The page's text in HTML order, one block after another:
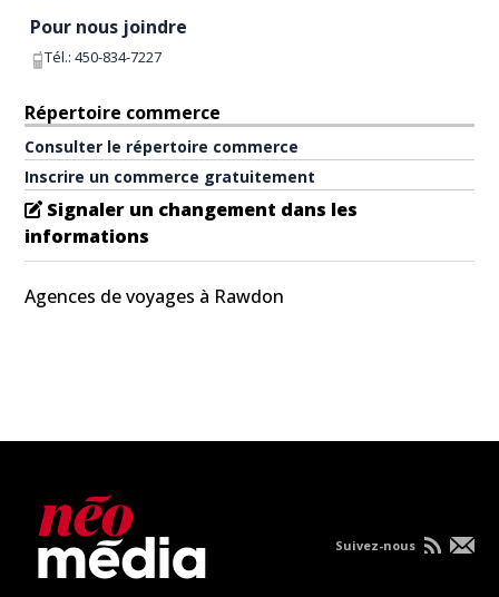
Pour nous joindre
Tél.:450-834-7227
Répertoire commerce
Consulter le répertoire commerce
Inscrire un commerce gratuitement
Signaler un changement dans les
informations
Agences de voyages à Rawdon
Suivez-nous